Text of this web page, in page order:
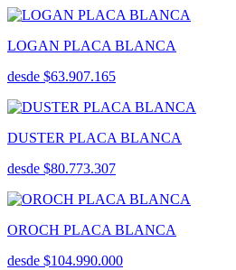
LOGAN PLACA BLANCA
desde $63.907.165
DUSTER PLACA BLANCA
desde $80.773.307
OROCH PLACA BLANCA
desde $104.990.000